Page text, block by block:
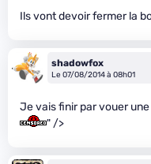
Ils vont devoir fermer la
shadowfox
Le 07/08/2014 à 08h01
Je vais finir par vouer
" />